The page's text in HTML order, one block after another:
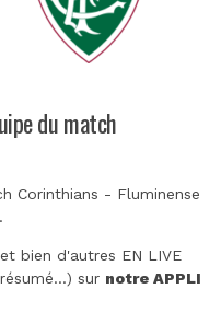
du match
Corinthians - Fluminense
bien d'autres EN LIVE
sur notre APPLI